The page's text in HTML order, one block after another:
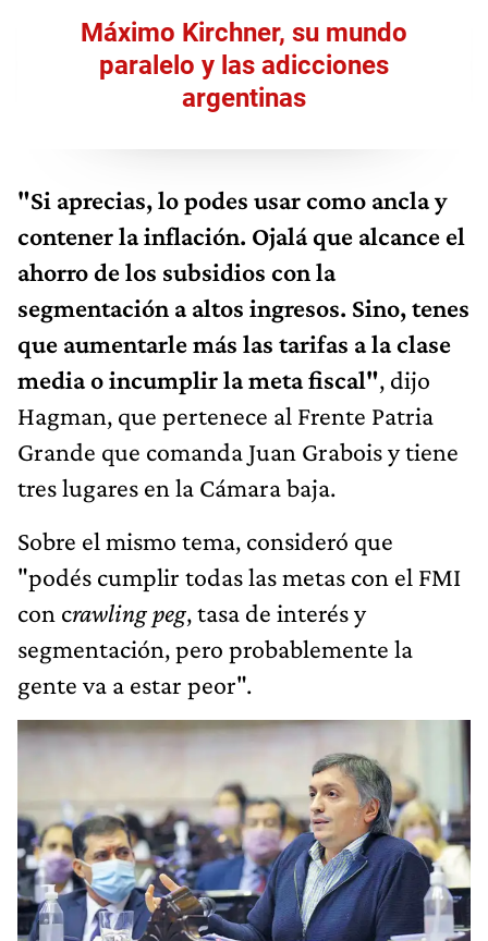
Máximo Kirchner, su mundo
paralelo y las adicciones
argentinas
"Si aprecias, lo podes usar como ancla y
contener la inflación. Ojalá que alcance el
ahorro de los subsidios con la
segmentación a altos ingresos. Sino, tenes
que aumentarle más las tarifas a la clase
media o incumplir la meta fiscal", dijo
Hagman, que pertenece al Frente Patria
Grande que comanda Juan Grabois y tiene
tres lugares en la Cámara baja.
Sobre el mismo tema, consideró que
"podés cumplir todas las metas con el FMI
con crawling peg, tasa de interés y
segmentación, pero probablemente la
gente va a estar peor".